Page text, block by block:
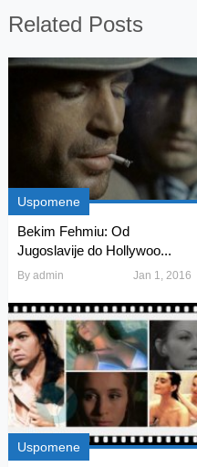
Related Posts
Uspomene
Bekim Fehmiu: Od
Jugoslavije do Hollywoo...
By admin Jan 1, 2016
Uspomene